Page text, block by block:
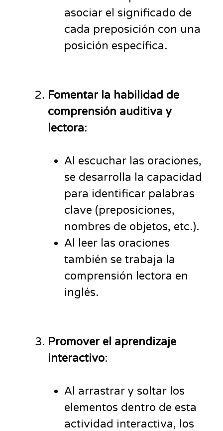
asociar el significado de
cada preposición con una
posición específica.
Fomentar la habilidad de
comprensión auditiva y
lectora:
Al escuchar las oraciones,
se desarrolla la capacidad
para identificar palabras
clave (preposiciones,
nombres de objetos, etc.).
Al leer las oraciones
también se trabaja la
comprensión lectora en
inglés.
Promover el aprendizaje
interactivo:
Al arrastrar y soltar los
elementos dentro de esta
actividad interactiva, los